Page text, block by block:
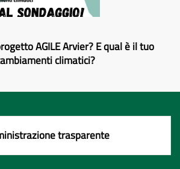
AGILE Arvier? E qual è il tuo
climatici?
trasparente